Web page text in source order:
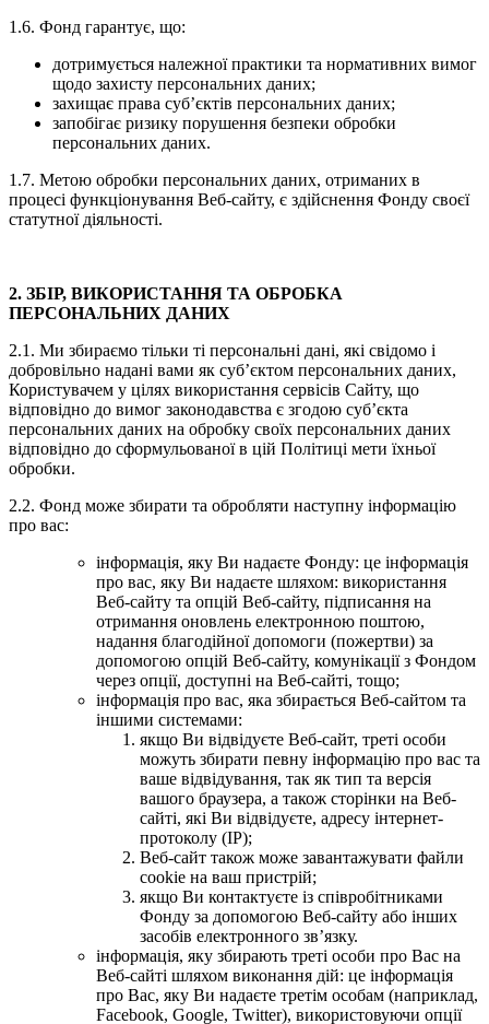
1.6. Фонд гарантує, що:
дотримується належної практики та нормативних вимог
щодо захисту персональних даних;
захищає права суб’єктів персональних даних;
запобігає ризику порушення безпеки обробки
персональних даних.
1.7. Метою обробки персональних даних, отриманих в
процесі функціонування Веб-сайту, є здійснення Фонду своєї
статутної діяльності.
2. ЗБІР, ВИКОРИСТАННЯ ТА ОБРОБКА
ПЕРСОНАЛЬНИХ ДАНИХ
2.1. Ми збираємо тільки ті персональні дані, які свідомо і
добровільно надані вами як суб’єктом персональних даних,
Користувачем у цілях використання сервісів Сайту, що
відповідно до вимог законодавства є згодою суб’єкта
персональних даних на обробку своїх персональних даних
відповідно до сформульованої в цій Політиці мети їхньої
обробки.
2.2. Фонд може збирати та обробляти наступну інформацію
про вас:
інформація, яку Ви надаєте Фонду: це інформація
про вас, яку Ви надаєте шляхом: використання
Веб-сайту та опцій Веб-сайту, підписання на
отримання оновлень електронною поштою,
надання благодійної допомоги (пожертви) за
допомогою опцій Веб-сайту, комунікації з Фондом
через опції, доступні на Веб-сайті, тощо;
інформація про вас, яка збирається Веб-сайтом та
іншими системами:
якщо Ви відвідуєте Веб-сайт, треті особи
можуть збирати певну інформацію про вас та
ваше відвідування, так як тип та версія
вашого браузера, а також сторінки на Веб-
сайті, які Ви відвідуєте, адресу інтернет-
протоколу (ІР);
Веб-сайт також може завантажувати файли
cookie на ваш пристрій;
якщо Ви контактуєте із співробітниками
Фонду за допомогою Веб-сайту або інших
засобів електронного зв’язку.
інформація, яку збирають треті особи про Вас на
Веб-сайті шляхом виконання дій: це інформація
про Вас, яку Ви надаєте третім особам (наприклад,
Facebook, Google, Twitter), використовуючи опції